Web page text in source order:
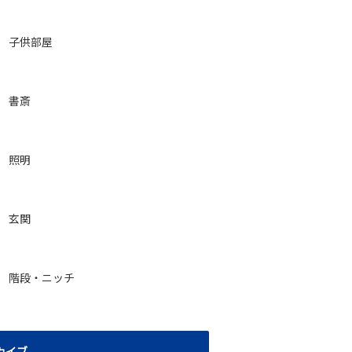
子供部屋
書斎
照明
玄関
階段・ニッチ